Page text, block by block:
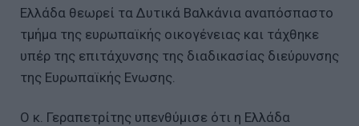
Ελλάδα θεωρεί τα Δυτικά Βαλκάνια αναπόσπαστο
τμήμα της ευρωπαϊκής οικογένειας και τάχθηκε
υπέρ της επιτάχυνσης της διαδικασίας διεύρυνσης
της Ευρωπαϊκής Ενωσης.
Ο κ. Γεραπετρίτης υπενθύμισε ότι η Ελλάδα